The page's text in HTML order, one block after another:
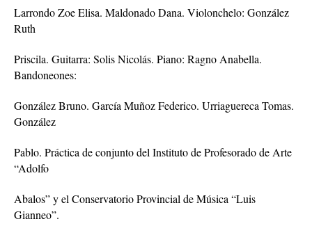
Larrondo Zoe Elisa. Maldonado Dana. Violonchelo: González
Ruth
Priscila. Guitarra: Solis Nicolás. Piano: Ragno Anabella.
Bandoneones:
González Bruno. García Muñoz Federico. Urriaguereca Tomas.
González
Pablo. Práctica de conjunto del Instituto de Profesorado de Arte
“Adolfo
Abalos” y el Conservatorio Provincial de Música “Luis
Gianneo”.